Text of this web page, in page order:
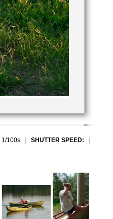
1/100s SHUTTER SPEED: